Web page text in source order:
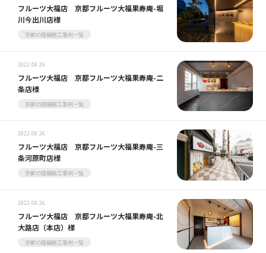
フルーツ大福店 京都フルーツ大福果寿庵-堀
川今出川店様
京都の店舗施工事例一覧
2022.08.26
フルーツ大福店 京都フルーツ大福果寿庵-二
条店様
京都の店舗施工事例一覧
2022.08.26
フルーツ大福店 京都フルーツ大福果寿庵-三
条河原町店様
京都の店舗施工事例一覧
2022.08.26
フルーツ大福店 京都フルーツ大福果寿庵-北
大路店（本店）様
京都の店舗施工事例一覧